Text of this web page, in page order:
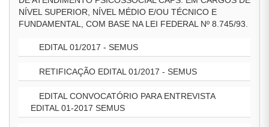
NÍVEL SUPERIOR, NÍVEL MÉDIO E/OU TÉCNICO E
FUNDAMENTAL, COM BASE NA LEI FEDERAL Nº 8.745/93.
EDITAL 01/2017 - SEMUS
RETIFICAÇÃO EDITAL 01/2017 - SEMUS
EDITAL CONVOCATÓRIO PARA ENTREVISTA
EDITAL 01-2017 SEMUS